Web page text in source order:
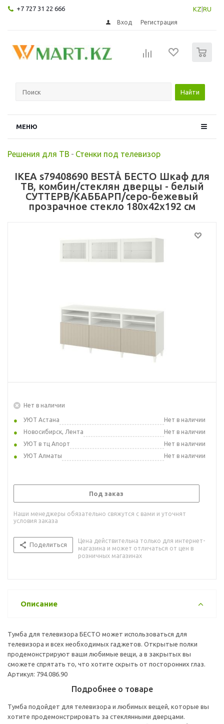
+7 727 31 22 666 KZ RU
Вход Регистрация
Найти
МЕНЮ
Решения для ТВ - Стенки под телевизор
IKEA s79408690 BESTÅ БЕСТО Шкаф для
ТВ, комбин/стеклян дверцы - белый
СУТТЕРВ/КАББАРП/серо-бежевый
прозрачное стекло 180x42x192 см
Нет в наличии
УЮТ Астана
Нет в наличии
Новосибирск, Лента
Нет в наличии
УЮТ в тц Апорт
Нет в наличии
УЮТ Алматы
Нет в наличии
Под заказ
Наши менеджеры обязательно свяжутся с вами и уточнят
условия заказа
Поделиться
Цена действительна только для интернет-
магазина и может отличаться от цен в
розничных магазинах
Описание
Тумба для телевизора БЕСТО может использоваться для
телевизора и всех необходимых гаджетов. Открытые полки
продемонстрируют ваши любимые вещи, а в закрытых вы
сможете спрятать то, что хотите скрыть от посторонних глаз.
Артикул: 794.086.90
Подробнее о товаре
Тумба подойдет для телевизора и любимых вещей, которые вы
хотите продемонстрировать за стеклянными дверцами.